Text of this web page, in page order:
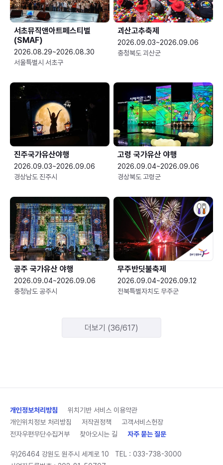
서초뮤직앤아트페스티벌
(SMAF)
2026.08.29~2026.08.30
서울특별시 서초구
괴산고추축제
2026.09.03~2026.09.06
충청북도 괴산군
진주국가유산야행
2026.09.03~2026.09.06
경상남도 진주시
고령 국가유산 야행
2026.09.04~2026.09.06
경상북도 고령군
공주 국가유산 야행
2026.09.04~2026.09.06
충청남도 공주시
무주반딧불축제
2026.09.04~2026.09.12
전북특별자치도 무주군
더보기 (36/617)
개인정보처리방침
위치기반 서비스 이용약관
개인위치정보 처리방침
저작권정책
고객서비스헌장
전자우편무단수집거부
찾아오시는 길 자주 묻는 질문
우)26464 강원도 원주시 세계로 10 TEL : 033-738-3000